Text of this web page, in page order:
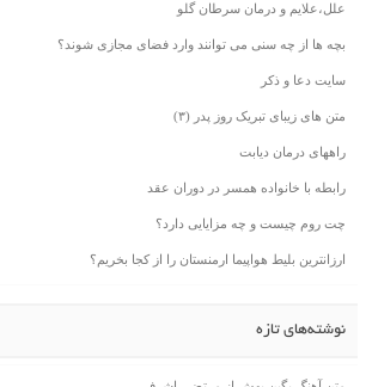
علل،علایم و درمان سرطان گلو
بچه ها از چه سنی می توانند وارد فضای مجازی شوند؟
سایت دعا و ذکر
متن های زیبای تبریک روز پدر (۳)
راههای درمان دیابت
رابطه با خانواده همسر در دوران عقد
چت روم چیست و چه مزایایی دارد؟
ارزانترین بلیط هواپیما ارمنستان را از کجا بخریم؟
نوشته‌های تازه